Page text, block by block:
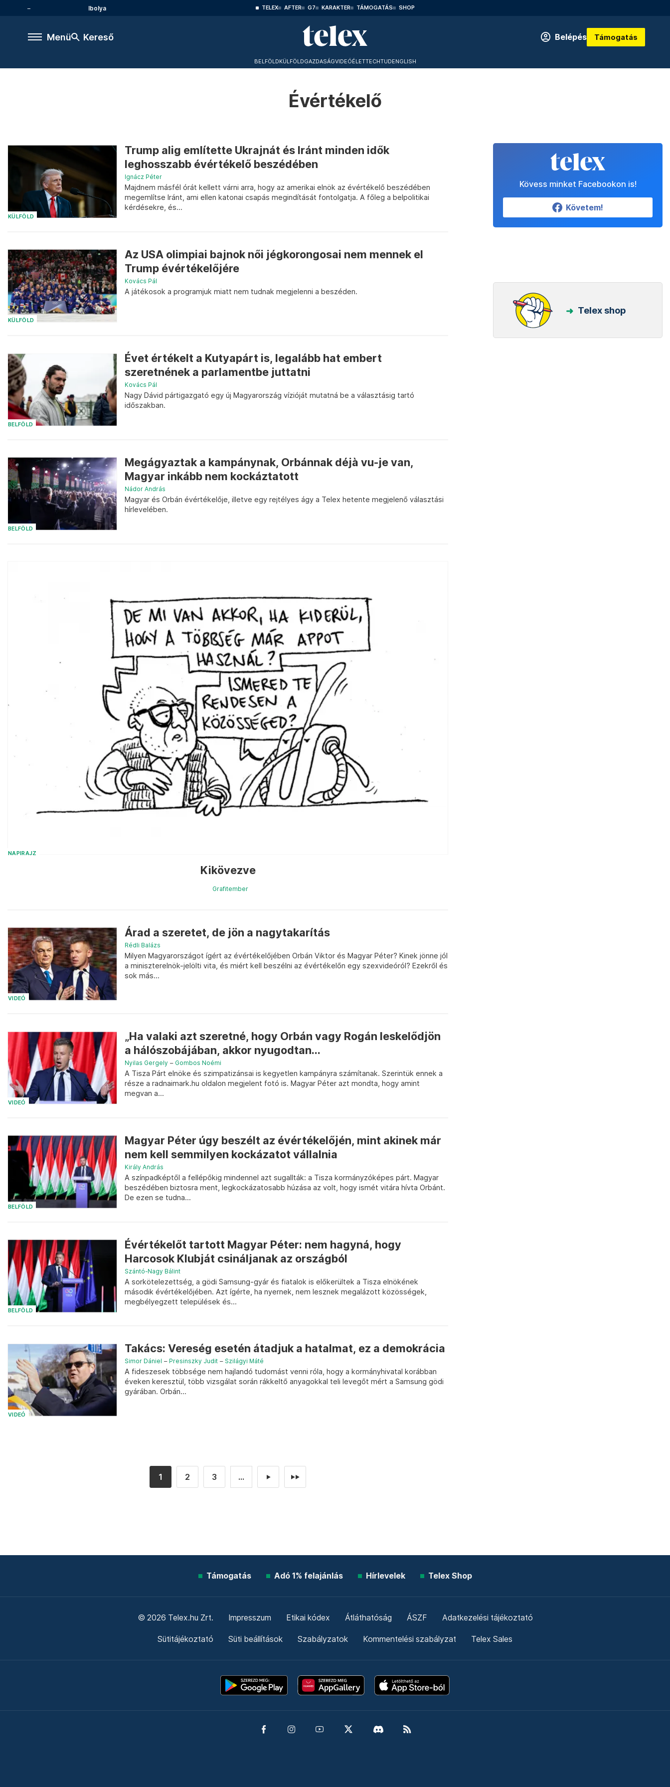
Ibolya TELEX AFTER G7 KARAKTER TÁMOGATÁS SHOP
Menü Kereső Belépés Támogatás
BELFÖLDKÜLFÖLDGAZDASÁGVIDEÓÉLETTECHTUDENGLISH
Évértékelő
KÜLFÖLD
Trump alig említette Ukrajnát és Iránt minden idők
leghosszabb évértékelő beszédében
Ignácz Péter
Majdnem másfél órát kellett várni arra, hogy az amerikai elnök az évértékelő beszédében
megemlítse Iránt, ami ellen katonai csapás megindítását fontolgatja. A főleg a belpolitikai
kérdésekre, és...
KÜLFÖLD
Az USA olimpiai bajnok női jégkorongosai nem mennek el
Trump évértékelőjére
Kovács Pál
A játékosok a programjuk miatt nem tudnak megjelenni a beszéden.
BELFÖLD
Évet értékelt a Kutyapárt is, legalább hat embert
szeretnének a parlamentbe juttatni
Kovács Pál
Nagy Dávid pártigazgató egy új Magyarország vízióját mutatná be a választásig tartó
időszakban.
BELFÖLD
Megágyaztak a kampánynak, Orbánnak déjà vu-je van,
Magyar inkább nem kockáztatott
Nádor András
Magyar és Orbán évértékelője, illetve egy rejtélyes ágy a Telex hetente megjelenő választási
hírlevelében.
NAPIRAJZ
Kikövezve
Grafitember
VIDEÓ
Árad a szeretet, de jön a nagytakarítás
Rédli Balázs
Milyen Magyarországot ígért az évértékelőjében Orbán Viktor és Magyar Péter? Kinek jönne jól
a miniszterelnök-jelölti vita, és miért kell beszélni az évértékelőn egy szexvideóról? Ezekről és
sok más...
VIDEÓ
„Ha valaki azt szeretné, hogy Orbán vagy Rogán leskelődjön
a hálószobájában, akkor nyugodtan...
Nyilas Gergely – Gombos Noémi
A Tisza Párt elnöke és szimpatizánsai is kegyetlen kampányra számítanak. Szerintük ennek a
része a radnaimark.hu oldalon megjelent fotó is. Magyar Péter azt mondta, hogy amint
megvan a...
BELFÖLD
Magyar Péter úgy beszélt az évértékelőjén, mint akinek már
nem kell semmilyen kockázatot vállalnia
Király András
A színpadképtől a fellépőkig mindennel azt sugallták: a Tisza kormányzóképes párt. Magyar
beszédében biztosra ment, legkockázatosabb húzása az volt, hogy ismét vitára hívta Orbánt.
De ezen se tudna...
BELFÖLD
Évértékelőt tartott Magyar Péter: nem hagyná, hogy
Harcosok Klubját csináljanak az országból
Szántó-Nagy Bálint
A sorkötelezettség, a gödi Samsung-gyár és fiatalok is előkerültek a Tisza elnökének
második évértékelőjében. Azt ígérte, ha nyernek, nem lesznek megalázott közösségek,
megbélyegzett települések és...
VIDEÓ
Takács: Vereség esetén átadjuk a hatalmat, ez a demokrácia
Simor Dániel – Presinszky Judit – Szilágyi Máté
A fideszesek többsége nem hajlandó tudomást venni róla, hogy a kormányhivatal korábban
éveken keresztül, több vizsgálat során rákkeltő anyagokkal teli levegőt mért a Samsung gödi
gyárában. Orbán...
1 2 3 ... ► ►►
Kövess minket Facebookon is!
Követem!
Telex shop
Támogatás Adó 1% felajánlás Hírlevelek Telex Shop
© 2026 Telex.hu Zrt. Impresszum Etikai kódex Átláthatóság ÁSZF Adatkezelési tájékoztató
Sütitájékoztató Süti beállítások Szabályzatok Kommentelési szabályzat Telex Sales